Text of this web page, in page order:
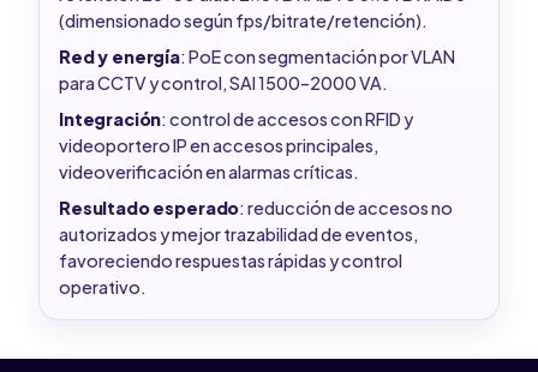
(dimensionado según fps/bitrate/retención).
Red y energía: PoE con segmentación por VLAN
para CCTV y control, SAI 1500–2000 VA.
Integración: control de accesos con RFID y
videoportero IP en accesos principales,
videoverificación en alarmas críticas.
Resultado esperado: reducción de accesos no
autorizados y mejor trazabilidad de eventos,
favoreciendo respuestas rápidas y control
operativo.